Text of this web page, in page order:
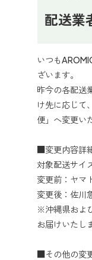
配送業
いつも
ざいます。
昨今の各配送
け先に応じて
便」へ変更い
■変更内容詳
対象配送サイ
変更前：ヤマ
変更後：佐川
※沖縄県およ
お届けいたし
■その他の変